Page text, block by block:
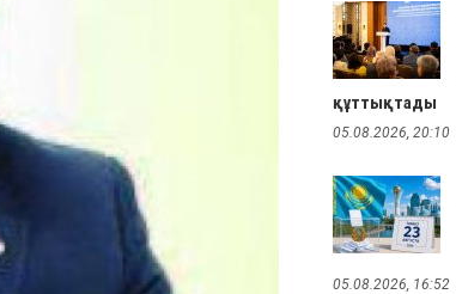
құттықтады
05.08.2026, 20:10
05.08.2026, 16:52